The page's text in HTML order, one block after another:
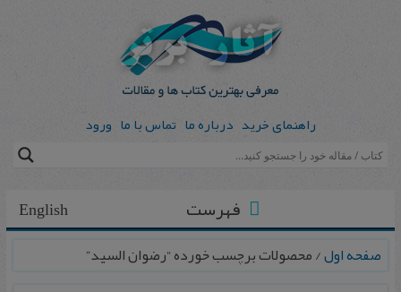
راهنمای خرید درباره ما تماس با ما ورود
English فهرست
صفحه اول/ محصولات برچسب خورده “رضوان‌ السید”